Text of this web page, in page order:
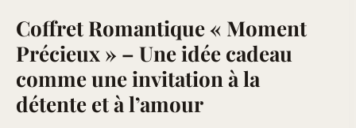
Coffret Romantique « Moment
Précieux » – Une idée cadeau
comme une invitation à la
détente et à l’amour